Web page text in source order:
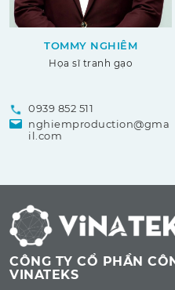
TOMMY NGHIÊM
Họa sĩ tranh gạo
0939 852 511
nghiemproduction@gma
il.com
CÔNG TY CỔ PHẦN
VINATEKS